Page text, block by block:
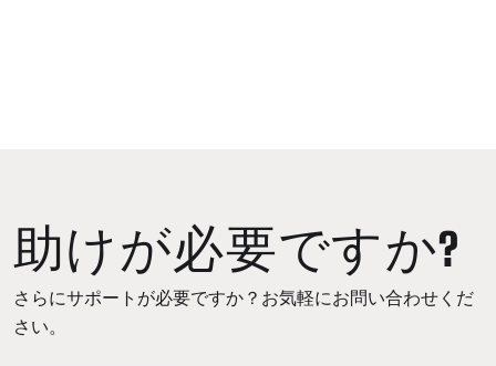
助けが必要ですか?
さらにサポートが必要ですか？お気軽にお問い合わせくだ
さい。